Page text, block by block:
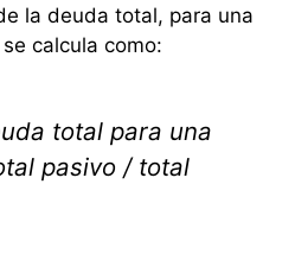
la deuda total, para una
calcula como:
total para una
pasivo / total